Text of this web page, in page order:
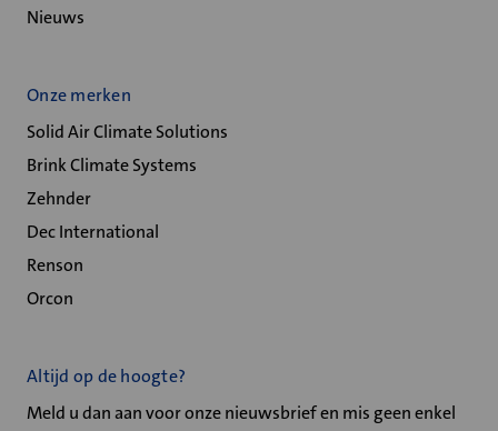
Nieuws
Onze merken
Solid Air Climate Solutions
Brink Climate Systems
Zehnder
Dec International
Renson
Orcon
Altijd op de hoogte?
Meld u dan aan voor onze nieuwsbrief en mis geen enkel